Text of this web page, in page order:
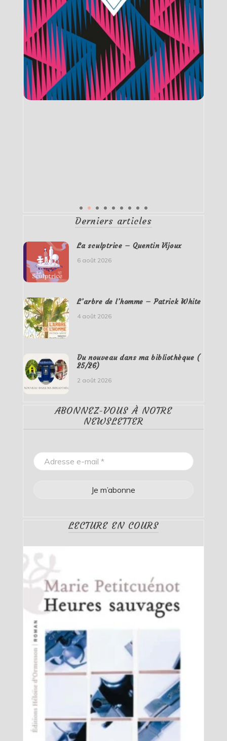
Derniers articles
La sculptrice – Quentin Vijoux
6 août 2026
L’arbre de l’homme – Patrick White
4 août 2026
Du nouveau dans ma bibliothèque (
25/26)
2 août 2026
ABONNEZ-VOUS À NOTRE
NEWSLETTER
LECTURE EN COURS